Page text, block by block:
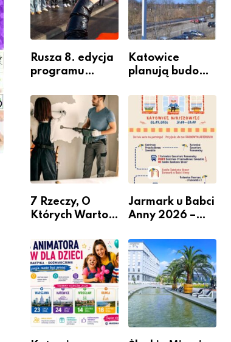
Rusza 8. edycja
programu
Miastem
Fachowców” –
nabór dla
przedsiębiorców
Katowice
planują budowę
przesiadkoweg
o w Podlesiu
7 Rzeczy, O
Których Warto
Remontem
Mieszkania
Jarmark u Babci
Anny 2026 –